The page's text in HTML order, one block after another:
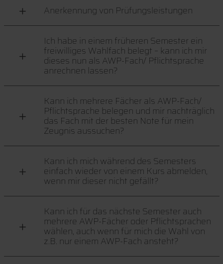
Anerkennung von Prüfungsleistungen
Ich habe in einem früheren Semester ein
freiwilliges Wahlfach belegt – kann ich mir
dieses nun als AWP-Fach/ Pflichtsprache
anrechnen lassen?
Kann ich mehrere Fächer als AWP-Fach/
Pflichtsprache belegen und mir nachträglich
das Fach mit der besten Note für mein
Zeugnis aussuchen?
Kann ich mich während des Semesters
einfach wieder von einem Kurs abmelden,
wenn mir dieser nicht gefällt?
Kann ich für das nächste Semester auch
mehrere AWP-Fächer oder Pflichtsprachen
wählen, auch wenn für mich die Wahl von
z.B. nur einem AWP-Fach ansteht?